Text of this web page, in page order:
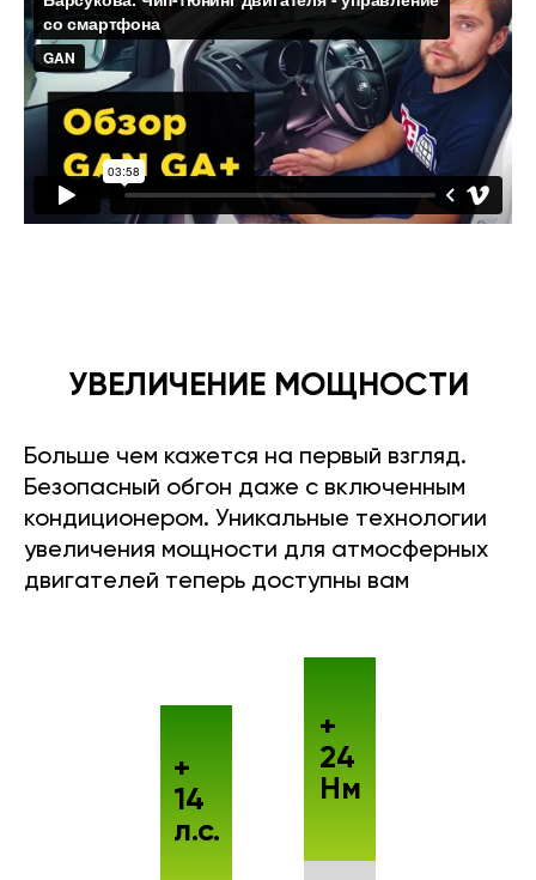
УВЕЛИЧЕНИЕ МОЩНОСТИ
Больше чем кажется на первый взгляд.
Безопасный обгон даже с включенным
кондиционером. Уникальные технологии
увеличения мощности для атмосферных
двигателей теперь доступны вам
+
14
л.с.
+
24
Нм